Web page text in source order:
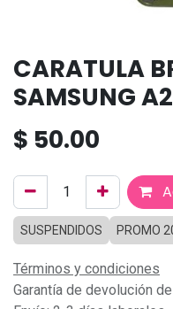
CARATULA
SAMSUNG
$ 50.00
SUSPENDIDOS PROMO
Términos y condiciones
Garantía de devolución